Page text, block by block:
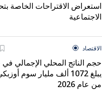
استعراض الاقتراحات الخاصة
الاجتماعية
الاقتصاد
حجم الناتج المحلي الإجمالي
يبلغ 1072 ألف مليار سوم
من عام 2026